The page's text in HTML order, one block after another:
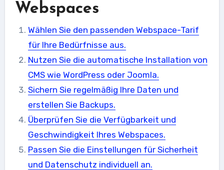
Webspaces
Wählen Sie den passenden Webspace-Tarif
für Ihre Bedürfnisse aus.
Nutzen Sie die automatische Installation von
CMS wie WordPress oder Joomla.
Sichern Sie regelmäßig Ihre Daten und
erstellen Sie Backups.
Überprüfen Sie die Verfügbarkeit und
Geschwindigkeit Ihres Webspaces.
Passen Sie die Einstellungen für Sicherheit
und Datenschutz individuell an.